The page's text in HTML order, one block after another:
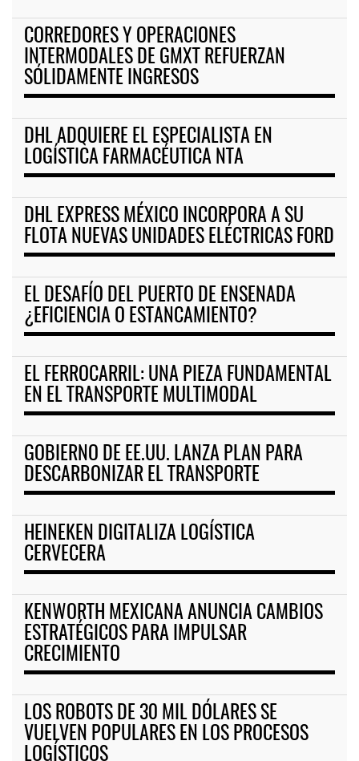
CORREDORES Y OPERACIONES
INTERMODALES DE GMXT REFUERZAN
SÓLIDAMENTE INGRESOS
DHL ADQUIERE EL ESPECIALISTA EN
LOGÍSTICA FARMACÉUTICA NTA
DHL EXPRESS MÉXICO INCORPORA A SU
FLOTA NUEVAS UNIDADES ELÉCTRICAS FORD
EL DESAFÍO DEL PUERTO DE ENSENADA
¿EFICIENCIA O ESTANCAMIENTO?
EL FERROCARRIL: UNA PIEZA FUNDAMENTAL
EN EL TRANSPORTE MULTIMODAL
GOBIERNO DE EE.UU. LANZA PLAN PARA
DESCARBONIZAR EL TRANSPORTE
HEINEKEN DIGITALIZA LOGÍSTICA
CERVECERA
KENWORTH MEXICANA ANUNCIA CAMBIOS
ESTRATÉGICOS PARA IMPULSAR
CRECIMIENTO
LOS ROBOTS DE 30 MIL DÓLARES SE
VUELVEN POPULARES EN LOS PROCESOS
LOGÍSTICOS